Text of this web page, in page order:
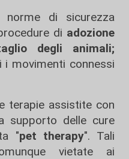
norme di sicurezza
di adozione
degli animali;
movimenti connessi
terapie assistite con
supporto delle cure
"pet therapy". Tali
vietate ai